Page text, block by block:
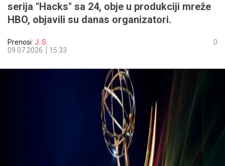
serija "Hacks" sa 24, obje u produkciji mreže
HBO, objavili su danas organizatori.
Prenosi: J. S.
09.07.2026.
15:33
0